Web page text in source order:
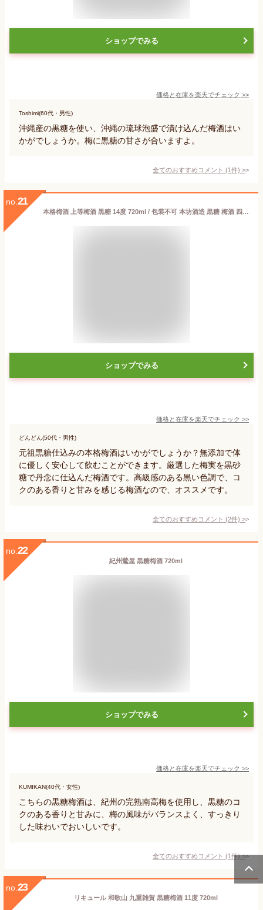
ショップでみる
価格と在庫を楽天でチェック >>
Toshimi(60代・男性)
沖縄産の黒糖を使い、沖縄の琉球泡盛で漬け込んだ梅酒はい
かがでしょうか。梅に黒糖の甘さが合いますよ。
全てのおすすめコメント (1件) >
no. 21
本格梅酒 上等梅酒 黒糖 14度 720ml / 包装不可 本坊酒造 黒糖 梅酒 四合瓶 / 本坊酒造 公式通販
ショップでみる
価格と在庫を楽天でチェック >>
どんどん(50代・男性)
元祖黒糖仕込みの本格梅酒はいかがでしょうか？無添加で体
に優しく安心して飲むことができます。厳選した梅実を黒砂
糖で丹念に仕込んだ梅酒です。高級感のある黒い色調で、コ
クのある香りと甘みを感じる梅酒なので、オススメです。
全てのおすすめコメント (2件) >
no. 22
紀州鶯屋 黒糖梅酒 720ml
ショップでみる
価格と在庫を楽天でチェック >>
KUMIKAN(40代・女性)
こちらの黒糖梅酒は、紀州の完熟南高梅を使用し、黒糖のコ
クのある香りと甘みに、梅の風味がバランスよく、すっきり
した味わいでおいしいです。
全てのおすすめコメント (1件)>
no. 23
リキュール 和歌山 九重雑賀 黒糖梅酒 11度 720ml